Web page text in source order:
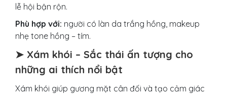
lễ hội bận rộn.
Phù hợp với: người có làn da trắng hồng, makeup
nhẹ tone hồng – tím.
➤ Xám khói – Sắc thái ấn tượng cho
những ai thích nổi bật
Xám khói giúp gương mặt cân đối và tạo cảm giác